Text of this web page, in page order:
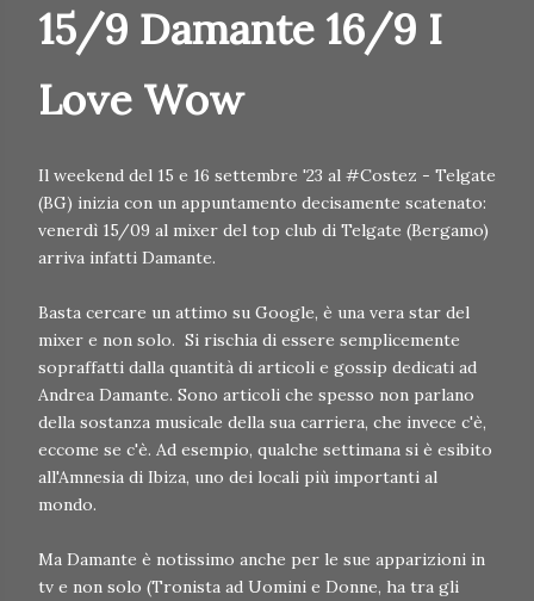
15/9 Damante 16/9 I
Love Wow
Il weekend del 15 e 16 settembre '23 al #Costez - Telgate
(BG) inizia con un appuntamento decisamente scatenato:
venerdì 15/09 al mixer del top club di Telgate (Bergamo)
arriva infatti Damante.
Basta cercare un attimo su Google, è una vera star del
mixer e non solo. Si rischia di essere semplicemente
sopraffatti dalla quantità di articoli e gossip dedicati ad
Andrea Damante. Sono articoli che spesso non parlano
della sostanza musicale della sua carriera, che invece c'è,
eccome se c'è. Ad esempio, qualche settimana si è esibito
all'Amnesia di Ibiza, uno dei locali più importanti al
mondo.
Ma Damante è notissimo anche per le sue apparizioni in
tv e non solo (Tronista ad Uomini e Donne, ha tra gli